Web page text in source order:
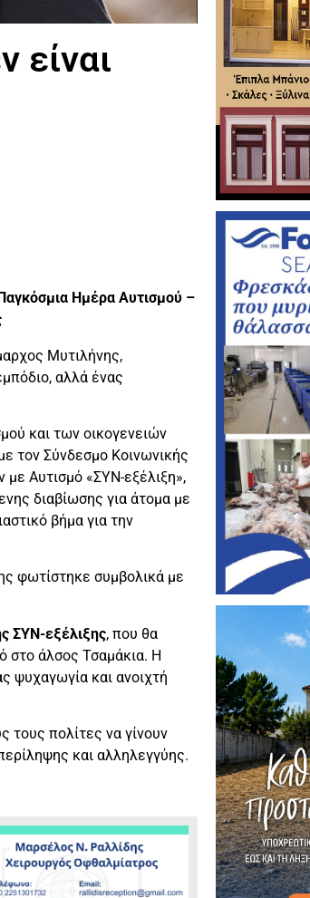
είναι
Ημέρα Αυτισμού –
Μυτιλήνης,
αλλά ένας
και των οικογενειών
τον Σύνδεσμο Κοινωνικής
Αυτισμό «ΣΥΝ-εξέλιξη»,
διαβίωσης για άτομα με
βήμα για την
φωτίστηκε συμβολικά με
ΣΥΝ-εξέλιξης, που θα
στο άλσος Τσαμάκια. Η
ψυχαγωγία και ανοιχτή
πολίτες να γίνουν
και αλληλεγγύης.